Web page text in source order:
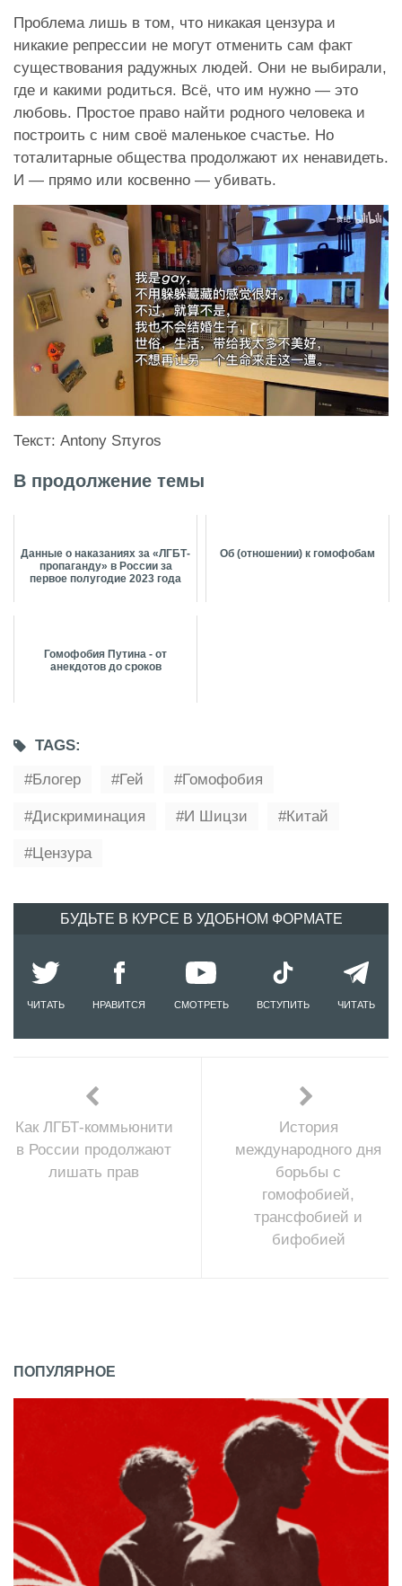
Проблема лишь в том, что никакая цензура и
никакие репрессии не могут отменить сам факт
существования радужных людей. Они не выбирали,
где и какими родиться. Всё, что им нужно — это
любовь. Простое право найти родного человека и
построить с ним своё маленькое счастье. Но
тоталитарные общества продолжают их ненавидеть.
И — прямо или косвенно — убивать.
Текст: Antony Sπyros
В продолжение темы
Данные о наказаниях за «ЛГБТ-
пропаганду» в России за
первое полугодие 2023 года
Об (отношении) к гомофобам
Гомофобия Путина - от
анекдотов до сроков
TAGS:
Блогер
Гей Гомофобия
Дискриминация И Шицзи Китай
Цензура
БУДЬТЕ В КУРСЕ В УДОБНОМ ФОРМАТЕ
ЧИТАТЬ НРАВИТСЯ СМОТРЕТЬ ВСТУПИТЬ ЧИТАТЬ
Как ЛГБТ-коммьюнити
в России продолжают
лишать прав
История
международного дня
борьбы с
гомофобией,
трансфобией и
бифобией
ПОПУЛЯРНОЕ